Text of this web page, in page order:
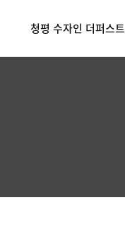
청평 수자인 더퍼스트